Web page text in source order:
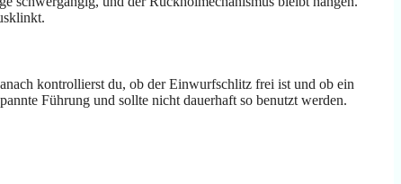
kontrollierst du, ob der Einwurfschlitz frei ist und ob ein
Führung und sollte nicht dauerhaft so benutzt werden.